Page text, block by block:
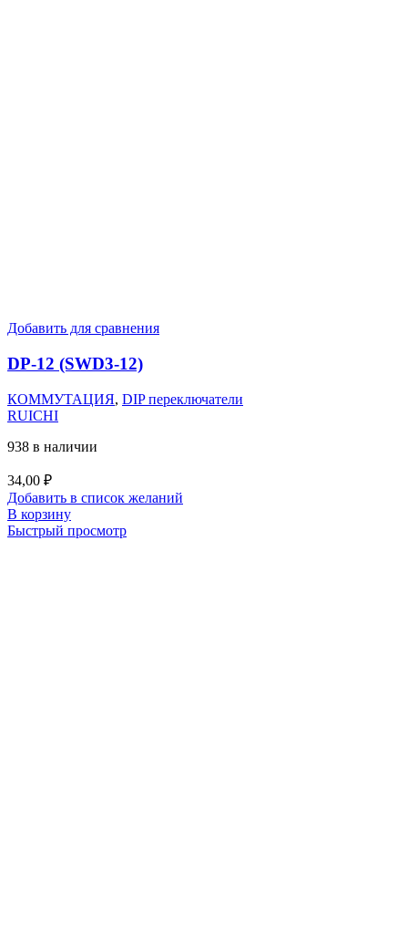
Добавить для сравнения
DP-12 (SWD3-12)
КОММУТАЦИЯ, DIP переключатели
RUICHI
938 в наличии
34,00 ₽
Добавить в список желаний
В корзину
Быстрый просмотр